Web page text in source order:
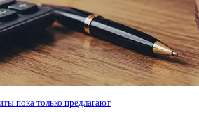
пока только предлагают